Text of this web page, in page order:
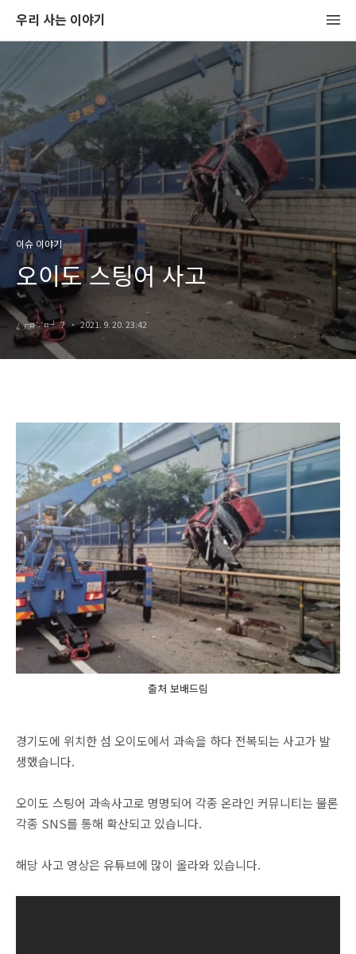
우리 사는 이야기
이슈 이야기
오이도 스팅어 사고
¿┌¤∵¤┘？ 2021. 9. 20. 23:42
출처 보배드림
경기도에 위치한 섬 오이도에서 과속을 하다 전복되는 사고가 발
생했습니다.
오이도 스팅어 과속사고로 명명되어 각종 온라인 커뮤니티는 물론
각종 SNS를 통해 확산되고 있습니다.
해당 사고 영상은 유튜브에 많이 올라와 있습니다.